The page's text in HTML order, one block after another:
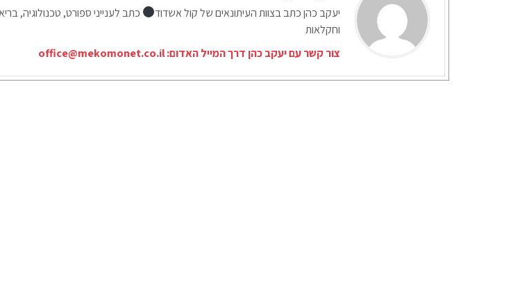
יעקב כהן כתב בצוות העיתונאים של קול אשדוד
כתב לענייני ספורט, טכנולוגיה,
וחקלאות
צור קשר עם יעקב כהן דרך המייל האדום:office@mekomonet.co.il